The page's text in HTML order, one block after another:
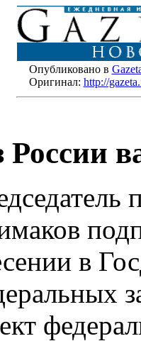
Опубликовано в
Оригинал: http://
в